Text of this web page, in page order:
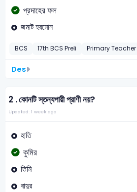
প্রদাহের ফল
জমাট হরমোন
BCS 17th BCS Preli Primary Teacher
Des
2 .কোনটি স্তন্যপায়ী প্রাণী নয়?
Updated: 1 week ago
হাতি
কুমির
তিমি
বাদুর